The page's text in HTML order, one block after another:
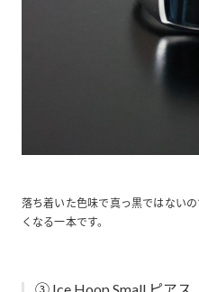
落ち着いた色味で真っ黒ではない
くなる一本です。
③ Ice Hoop Small ピアス